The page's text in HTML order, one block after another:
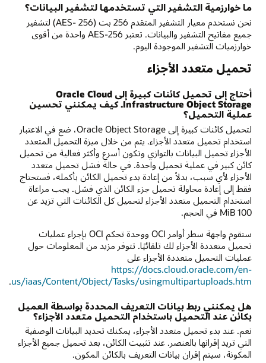
ما خوارزمية التشفير التي تستخدمها لتشفير البيانات؟
نحن نستخدم معيار التشفير المتقدم 256 بت (AES- 256) لتشفير
جميع مفاتيح التشفير والبيانات. تعتبر AES-256 واحدة من أقوى
خوارزميات التشفير الموجودة اليوم.
تحميل متعدد الأجزاء
أحتاج إلى تحميل كائنات كبيرة إلى Oracle Cloud
Infrastructure Object Storage. كيف يمكنني تحسين
عملية التحميل؟
لتحميل كائنات كبيرة إلى Oracle Object Storage، ضع في الاعتبار
استخدام تحميل متعدد الأجزاء. يتم من خلال ميزة التحميل المتعدد
الأجزاء تحميل البيانات بالتوازي وتكون أسرع وأكثر فعالية من تحميل
كائن كبير في عملية تحميل واحدة. في حالة فشل تحميل متعدد
الأجزاء لأي سبب، بدلاً من إعادة بدء تحميل الكائن بأكمله، فستحتاج
فقط إلى إعادة محاولة تحميل جزء الكائن الذي فشل. يجب مراعاة
استخدام التحميل متعدد الأجزاء لتحميل كل الكائنات التي تزيد عن
100 MiB في الحجم.
ستقوم واجهة سطر أوامر OCI ووحدة تحكم OCI بإجراء عمليات
تحميل متعددة الأجزاء لك تلقائيًا. تتوفر مزيد من المعلومات حول
عمليات التحميل متعددة الأجزاء على
https://docs.cloud.oracle.com/en-
us/iaas/Content/Object/Tasks/usingmultipartuploads.htm
.
هل يمكنني ربط بيانات التعريف المحددة بواسطة العميل
بكائن عند التحميل باستخدام التحميل متعدد الأجزاء؟
نعم. عند بدء تحميل متعدد الأجزاء، يمكنك تحديد البيانات الوصفية
التي تريد إقرانها بالعنصر. عند تثبيت الكائن، بعد تحميل جميع الأجزاء
المكونة، سيتم إقران بيانات التعريف بالكائن المكون.